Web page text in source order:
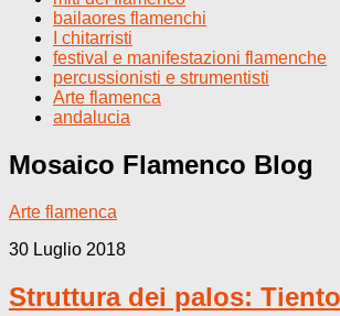
bailaores flamenchi
I chitarristi
festival e manifestazioni flamenche
percussionisti e strumentisti
Arte flamenca
andalucia
Mosaico Flamenco Blog
Arte flamenca
30 Luglio 2018
Struttura dei palos: